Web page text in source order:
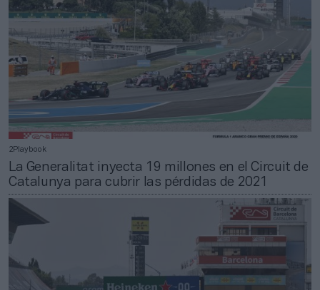
2Playbook
La Generalitat inyecta 19 millones en el Circuit de
Catalunya para cubrir las pérdidas de 2021